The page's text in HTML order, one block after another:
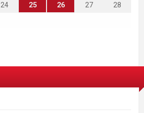
24 25 26 27
28